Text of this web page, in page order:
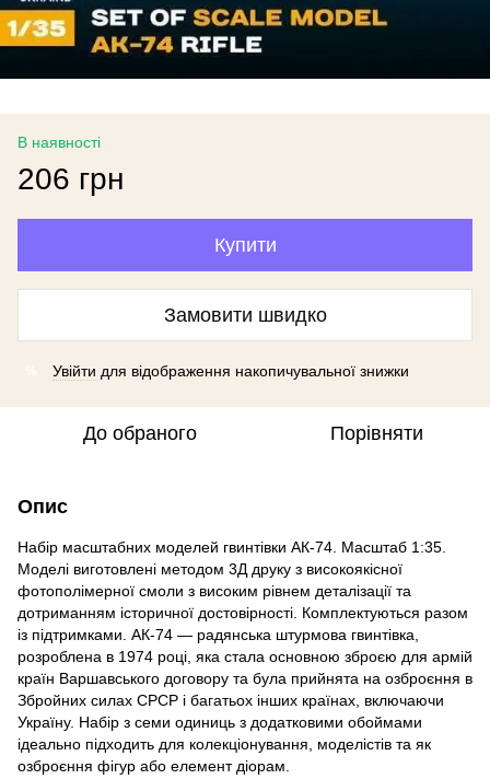
В наявності
206 грн
Купити
Замовити швидко
% Увійти для відображення накопичувальної знижки
До обраного Порівняти
Опис
Набір масштабних моделей гвинтівки АК-74. Масштаб 1:35.
Моделі виготовлені методом 3Д друку з високоякісної
фотополімерної смоли з високим рівнем деталізації та
дотриманням історичної достовірності. Комплектуються разом
із підтримками. АК-74 — радянська штурмова гвинтівка,
розроблена в 1974 році, яка стала основною зброєю для армій
країн Варшавського договору та була прийнята на озброєння в
Збройних силах СРСР і багатьох інших країнах, включаючи
Україну. Набір з семи одиниць з додатковими обоймами
ідеально підходить для колекціонування, моделістів та як
озброєння фігур або елемент діорам.